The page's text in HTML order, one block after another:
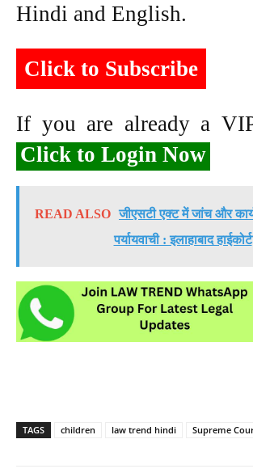
Hindi and English.
Click to Subscribe
If you are already a
Click to Login Now
READ ALSO जीएसटी एक्ट में जांच और
पर्यायवाची : इलाहाबाद हाईकोर्ट
TAGS children law trend hindi Supreme